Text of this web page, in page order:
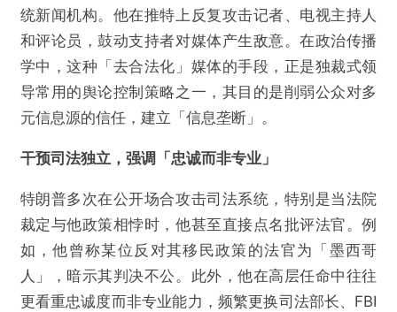
统新闻机构。他在推特上反复攻击记者、电视主持人
和评论员，鼓动支持者对媒体产生敌意。在政治传播
学中，这种「去合法化」媒体的手段，正是独裁式领
导常用的舆论控制策略之一，其目的是削弱公众对多
元信息源的信任，建立「信息垄断」。
干预司法独立，强调「忠诚而非专业」
特朗普多次在公开场合攻击司法系统，特别是当法院
裁定与他政策相悖时，他甚至直接点名批评法官。例
如，他曾称某位反对其移民政策的法官为「墨西哥
人」，暗示其判决不公。此外，他在高层任命中往往
更看重忠诚度而非专业能力，频繁更换司法部长、FBI